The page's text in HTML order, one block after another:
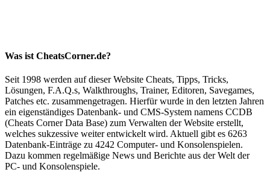
Was ist CheatsCorner.de?
Seit 1998 werden auf dieser Website Cheats, Tipps, Tricks,
Lösungen, F.A.Q.s, Walkthroughs, Trainer, Editoren, Savegames,
Patches etc. zusammengetragen. Hierfür wurde in den letzten Jahren
ein eigenständiges Datenbank- und CMS-System namens CCDB
(Cheats Corner Data Base) zum Verwalten der Website erstellt,
welches sukzessive weiter entwickelt wird. Aktuell gibt es 6263
Datenbank-Einträge zu 4242 Computer- und Konsolenspielen.
Dazu kommen regelmäßige News und Berichte aus der Welt der
PC- und Konsolenspiele.